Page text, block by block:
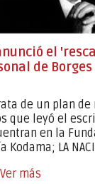
el
de Borges
de un plan
que leyó el
en la
Kodama; LA
Ver más